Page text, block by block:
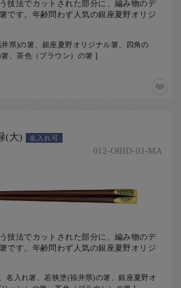
技法でカットされた部分に、編み物のデ
です。年齢問わず人気の銀座夏野オリジ
県)の箸、銀座夏野オリジナル箸、四角の
、茶色（ブラウン）の箸 ]
(大) 名入れ可
012-OBID-03-MA
技法でカットされた部分に、編み物のデ
です。年齢問わず人気の銀座夏野オリジ
名入れ箸、若狭塗(福井県)の箸、銀座夏野オ